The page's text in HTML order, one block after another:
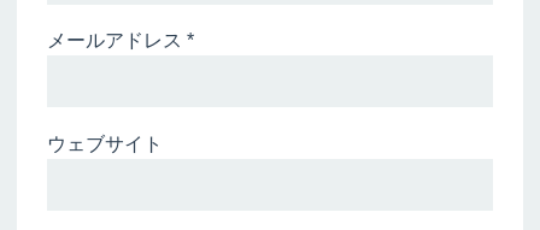
メールアドレス*
ウェブサイト